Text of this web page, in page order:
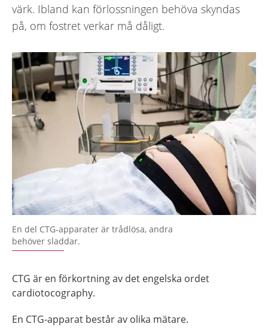
värk. Ibland kan förlossningen behöva skyndas
på, om fostret verkar må dåligt.
En del CTG-apparater är trådlösa, andra
behöver sladdar.
CTG är en förkortning av det engelska ordet
cardiotocography.
En CTG-apparat består av olika mätare.